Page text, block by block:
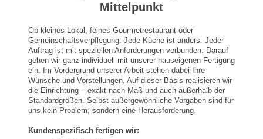
Mittelpunkt
Ob kleines Lokal, feines Gourmetrestaurant oder
Gemeinschaftsverpflegung: Jede Küche ist anders. Jeder
Auftrag ist mit speziellen Anforderungen verbunden. Darauf
gehen wir ganz individuell mit unserer hauseigenen Fertigung
ein. Im Vordergrund unserer Arbeit stehen dabei Ihre
Wünsche und Vorstellungen. Auf dieser Basis realisieren wir
die Einrichtung – exakt nach Maß und auch außerhalb der
Standardgrößen. Selbst außergewöhnliche Vorgaben sind für
uns kein Problem, sondern eine Herausforderung.
Kundenspezifisch fertigen wir: